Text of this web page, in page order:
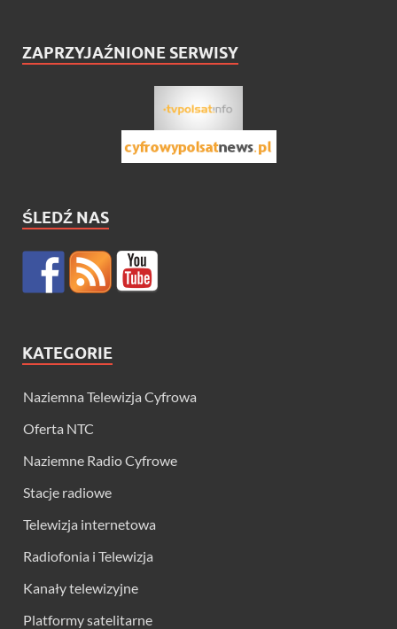
ZAPRZYJAŹNIONE SERWISY
ŚLEDŹ NAS
KATEGORIE
Naziemna Telewizja Cyfrowa
Oferta NTC
Naziemne Radio Cyfrowe
Stacje radiowe
Telewizja internetowa
Radiofonia i Telewizja
Kanały telewizyjne
Platformy satelitarne